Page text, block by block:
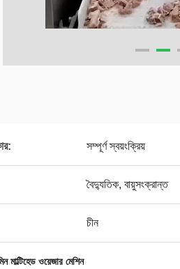
সম্পূর্ণ স্বয়ংক্রিয়
বৈদ্যুতিক, বায়ুসংক্রান্ত
চীন
মাল্টিহেড ওয়েজার মেশিন